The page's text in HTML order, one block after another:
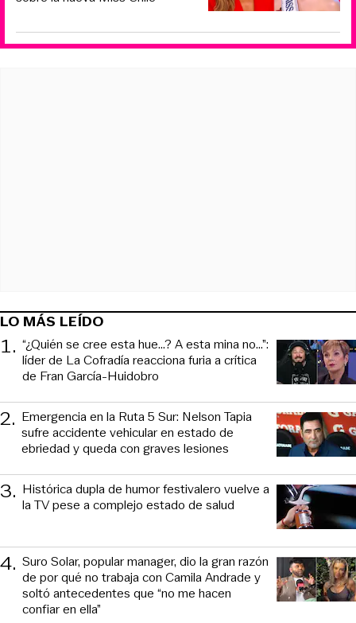
LO MÁS LEÍDO
1. “¿Quién se cree esta hue...? A esta mina no...”:
líder de La Cofradía reacciona furia a crítica
de Fran García-Huidobro
2. Emergencia en la Ruta 5 Sur: Nelson Tapia
sufre accidente vehicular en estado de
ebriedad y queda con graves lesiones
3. Histórica dupla de humor festivalero vuelve a
la TV pese a complejo estado de salud
4. Suro Solar, popular manager, dio la gran razón
de por qué no trabaja con Camila Andrade y
soltó antecedentes que “no me hacen
confiar en ella”